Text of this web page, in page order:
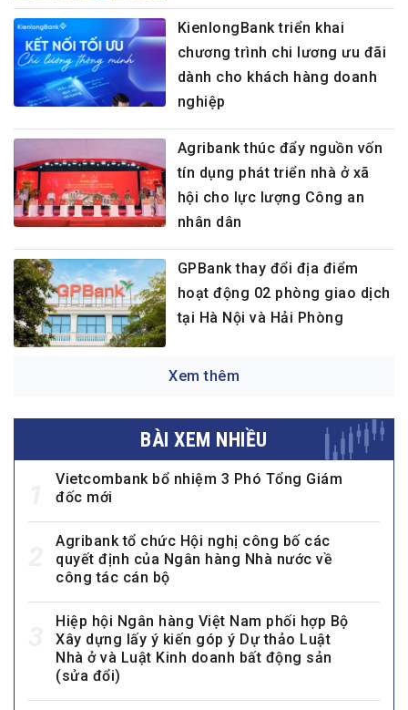
KienlongBank triển khai
chương trình chi lương ưu đãi
dành cho khách hàng doanh
nghiệp
Agribank thúc đẩy nguồn vốn
tín dụng phát triển nhà ở xã
hội cho lực lượng Công an
nhân dân
GPBank thay đổi địa điểm
hoạt động 02 phòng giao dịch
tại Hà Nội và Hải Phòng
Xem thêm
BÀI XEM NHIỀU
Vietcombank bổ nhiệm 3 Phó Tổng Giám
đốc mới
Agribank tổ chức Hội nghị công bố các
quyết định của Ngân hàng Nhà nước về
công tác cán bộ
Hiệp hội Ngân hàng Việt Nam phối hợp Bộ
Xây dựng lấy ý kiến góp ý Dự thảo Luật
Nhà ở và Luật Kinh doanh bất động sản
(sửa đổi)